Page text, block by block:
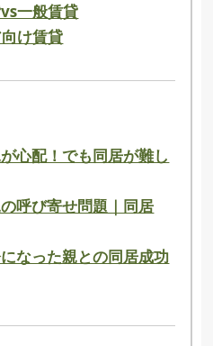
一般賃貸
け賃貸
心配！でも同居が難し
呼び寄せ問題｜同居
なった親との同居成功